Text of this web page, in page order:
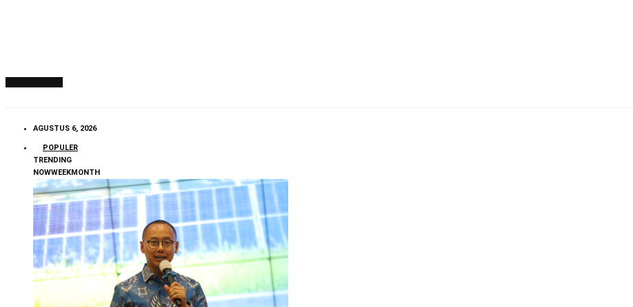
AGUSTUS 6, 2026
POPULER
TRENDING
NOWWEEKMONTH